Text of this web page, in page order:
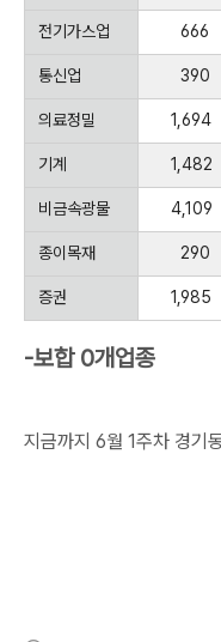
전기가스업 666
통신업 390
의료정밀 1,694
기계 1,482
비금속광물 4,109
종이목재 290
증권 1,985
-보합 0개업종
지금까지 6월 1주차 경기